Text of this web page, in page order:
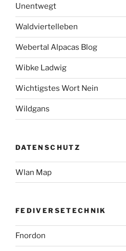
Unentwegt
Waldviertelleben
Webertal Alpacas Blog
Wibke Ladwig
Wichtigstes Wort Nein
Wildgans
DATENSCHUTZ
Wlan Map
FEDIVERSETECHNIK
Fnordon